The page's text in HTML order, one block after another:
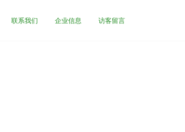
联系我们 企业信息 访客留言